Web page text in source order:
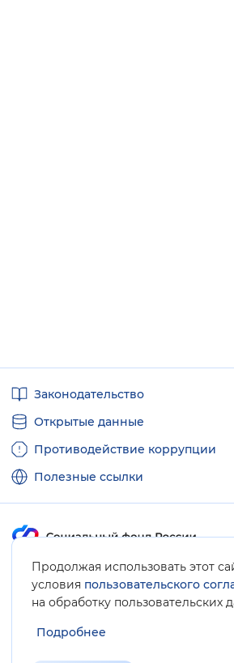
Продолжая использовать этот
условия пользовательского
на обработку пользовательских
Подробнее
ссылкиЗаконодательство
Открытые данные
Противодействие коррупции
Полезные ссылки
Карта сайта